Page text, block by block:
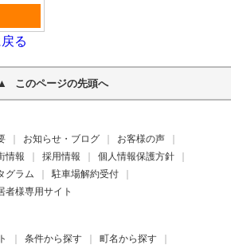
る
このページの先頭へ
お知らせ・ブログ
お客様の声
情報 採用情報
個人情報保護方針
グラム
駐車場解約受付
者様専用サイト
条件から探す
町名から探す